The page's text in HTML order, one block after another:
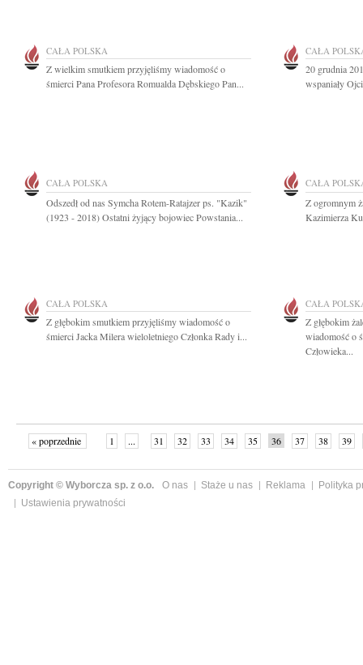
CAŁA POLSKA
Z wielkim smutkiem przyjęliśmy wiadomość o
śmierci Pana Profesora Romualda Dębskiego Pan...
CAŁA
20 grudnia
wspaniały
CAŁA POLSKA
Odszedł od nas Symcha Rotem-Ratajzer ps. "Kazik"
(1923 - 2018) Ostatni żyjący bojowiec Powstania...
CAŁA
Z ogromnym
Kazimierza
CAŁA POLSKA
Z głębokim smutkiem przyjęliśmy wiadomość o
śmierci Jacka Milera wieloletniego Członka Rady i...
CAŁA
Z głębokim
wiadomość o
Człowieka...
« poprzednie 1 ... 31 32 33 34 35 36 37 38
39
Copyright © Wyborcza sp. z o.o. O nas Staże u nas Reklama
Polityka
Ustawienia prywatności